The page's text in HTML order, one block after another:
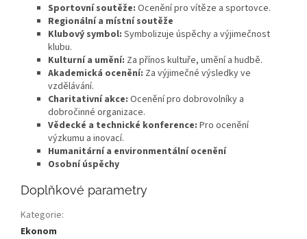
Sportovní soutěže: Ocenění pro vítěze a sportovce.
Regionální a místní soutěže
Klubový symbol: Symbolizuje úspěchy a výjimečnost
klubu.
Kulturní a umění: Za přínos kultuře, umění a hudbě.
Akademická ocenění: Za výjimečné výsledky ve
vzdělávání.
Charitativní akce: Ocenění pro dobrovolníky a
dobročinné organizace.
Vědecké a technické konference: Pro ocenění
výzkumu a inovací.
Humanitární a environmentální ocenění
Osobní úspěchy
Doplňkové parametry
Kategorie:
Ekonom